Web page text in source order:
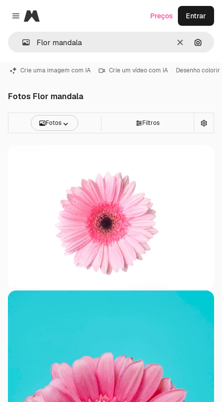
Close menu
Magnific
Limpar
Preços Entrar
Crie uma imagem com IA Crie um vídeo com IA Desenho colorir
Fotos Flor mandala
Fotos Filtros